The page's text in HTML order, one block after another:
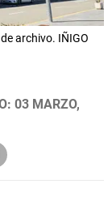
archivo. IÑIGO
03 MARZO,